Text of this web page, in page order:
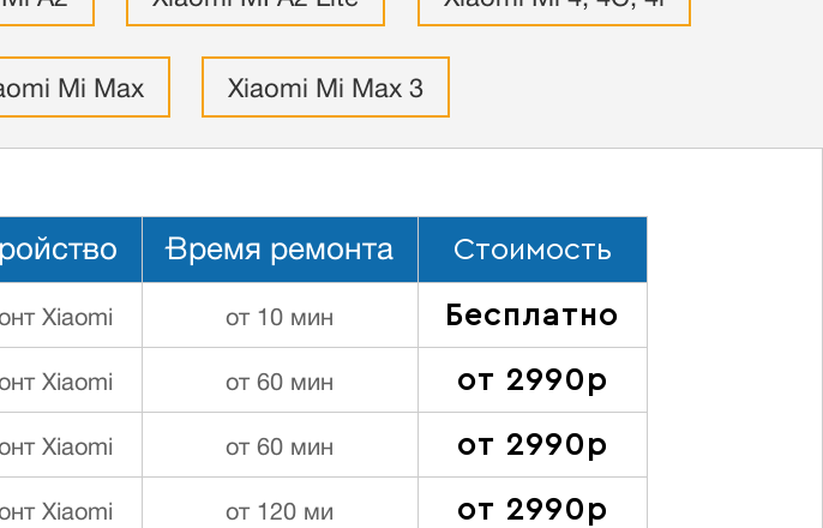
Mi Max Xiaomi Mi Max 3
Время ремонта Стоимость
Xiaomi от 10 мин Бесплатно
Xiaomi от 60 мин от 2990р
Xiaomi от 60 мин от 2990р
Xiaomi от 120 ми от 2990р